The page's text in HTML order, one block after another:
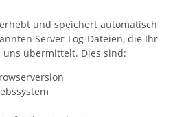
und speichert automatisch
Server-Log-Dateien, die Ihr
uns übermittelt. Dies sind: